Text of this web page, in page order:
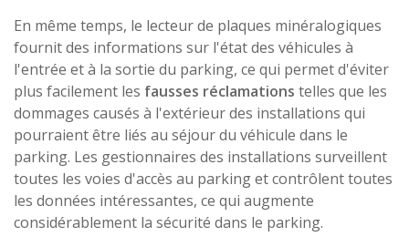
En même temps, le lecteur de plaques minéralogiques
fournit des informations sur l'état des véhicules à
l'entrée et à la sortie du parking, ce qui permet d'éviter
plus facilement les fausses réclamations telles que les
dommages causés à l'extérieur des installations qui
pourraient être liés au séjour du véhicule dans le
parking. Les gestionnaires des installations surveillent
toutes les voies d'accès au parking et contrôlent toutes
les données intéressantes, ce qui augmente
considérablement la sécurité dans le parking.